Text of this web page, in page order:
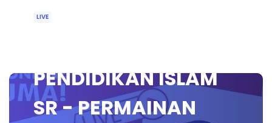
LIVE
PENDIDIKAN ISLAM
SR - PERMAINAN